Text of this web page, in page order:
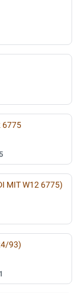
6775
MIT W12 6775)
93)